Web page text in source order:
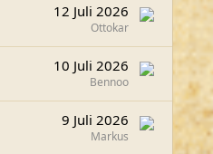
12 Juli 2026
Ottokar
10 Juli 2026
Bennoo
9 Juli 2026
Markus